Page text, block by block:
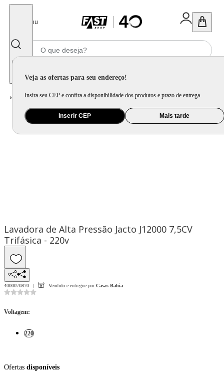
Menu
Veja as ofertas para seu endereço!
Insira seu CEP e confira a disponibilidade dos produtos e prazo de entrega.
Inserir CEP Mais tarde
Home Eletroportátil / Equipamento de Limpeza / Lavadora de Alta Pressão
Lavadora de Alta Pressão Jacto J12000 7,5CV
Trifásica - 220v
4000070870 Vendido e entregue por Casas Bahia
Voltagem:
220
Ofertas disponíveis